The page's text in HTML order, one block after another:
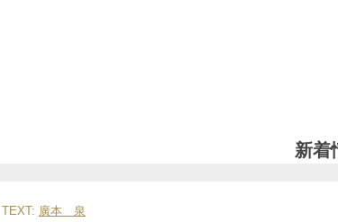
新着
TEXT: 廣本 泉